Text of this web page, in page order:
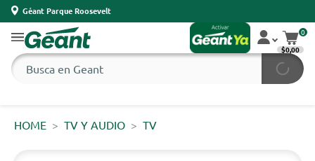
Géant Parque Roosevelt
0
$0,00
HOME TV Y AUDIO TV